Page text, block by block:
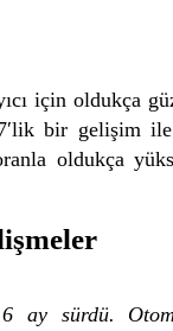
için oldukça
bir gelişim
oldukça
ay sürdü.